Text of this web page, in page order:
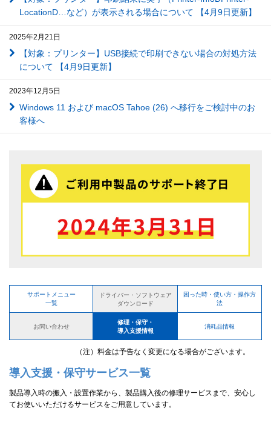
LocationD…など）が表示される場合について 【4月9日更新】
2025年2月21日
【対象：プリンター】USB接続で印刷できない場合の対処方法
について 【4月9日更新】
2023年12月5日
Windows 11 および macOS Tahoe (26) へ移行をご検討中のお
客様へ
サポートメニュー
一覧
ドライバー・ソフトウェア
ダウンロード
困った時・使い方・操作方
法
お問い合わせ
修理・保守・
導入支援情報
消耗品情報
（注）料金は予告なく変更になる場合がございます。
導入支援・保守サービス一覧
製品導入時の搬入・設置作業から、製品購入後の修理サービスまで、安心し
てお使いいただけるサービスをご用意しています。